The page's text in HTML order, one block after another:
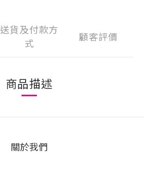
送貨及付款方
式
顧客評價
商品描述
關於我們